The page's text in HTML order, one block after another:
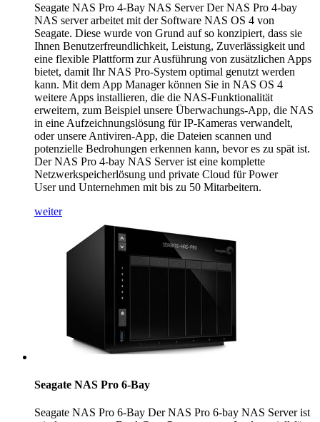
Seagate NAS Pro 4-Bay NAS Server Der NAS Pro 4-bay
NAS server arbeitet mit der Software NAS OS 4 von
Seagate. Diese wurde von Grund auf so konzipiert, dass sie
Ihnen Benutzerfreundlichkeit, Leistung, Zuverlässigkeit und
eine flexible Plattform zur Ausführung von zusätzlichen Apps
bietet, damit Ihr NAS Pro-System optimal genutzt werden
kann. Mit dem App Manager können Sie in NAS OS 4
weitere Apps installieren, die die NAS-Funktionalität
erweitern, zum Beispiel unsere Überwachungs-App, die NAS
in eine Aufzeichnungslösung für IP-Kameras verwandelt,
oder unsere Antiviren-App, die Dateien scannen und
potenzielle Bedrohungen erkennen kann, bevor es zu spät ist.
Der NAS Pro 4-bay NAS Server ist eine komplette
Netzwerkspeicherlösung und private Cloud für Power
User und Unternehmen mit bis zu 50 Mitarbeitern.
weiter
Seagate NAS Pro 6-Bay
Seagate NAS Pro 6-Bay Der NAS Pro 6-bay NAS Server ist